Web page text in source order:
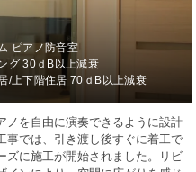
ピアノ防音室
グ 30ｄB以上減衰
/上下階住居 70ｄB以上減衰
ノを自由に演奏できるように設計
事では、引き渡し後すぐに着工で
ズに施工が開始されました。リビ